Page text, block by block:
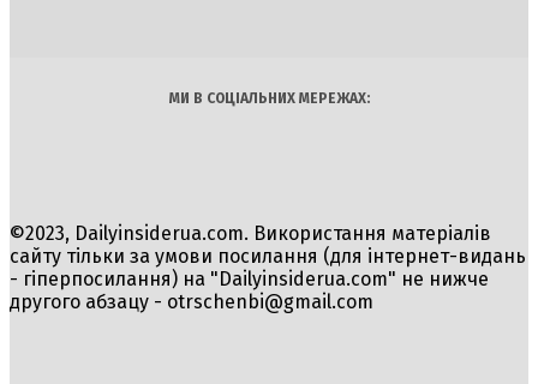
МИ В СОЦІАЛЬНИХ МЕРЕЖАХ:
©2023, Dailyinsiderua.com. Використання матеріалів
сайту тільки за умови посилання (для інтернет-видань
- гіперпосилання) на "Dailyinsiderua.com" не нижче
другого абзацу - otrschenbi@gmail.com